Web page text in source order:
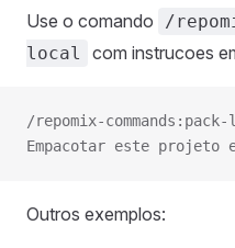
Use o comando
/
local
com instrucoes
/repomix-
Empacotar este projeto
Outros exemplos: